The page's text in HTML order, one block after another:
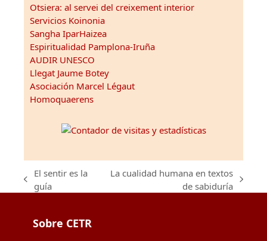
Otsiera: al servei del creixement interior
Servicios Koinonia
Sangha IparHaizea
Espiritualidad Pamplona-Iruña
AUDIR UNESCO
Llegat Jaume Botey
Asociación Marcel Légaut
Homoquaerens
previous
El sentir es la
guía
La cualidad humana en textos
de sabiduría
Sobre CETR